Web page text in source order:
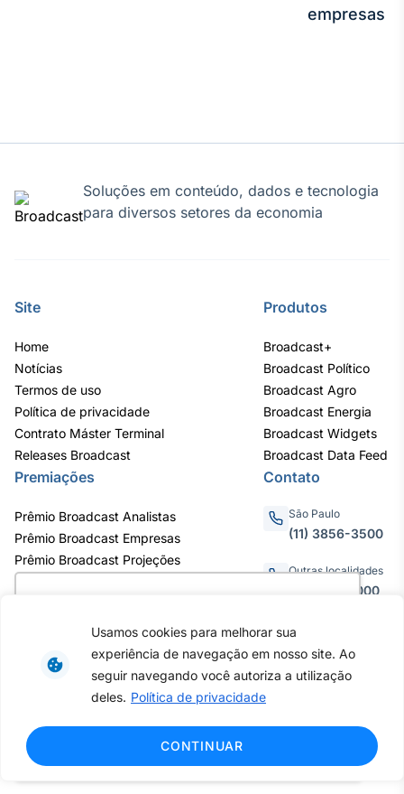
como você interage em nosso site e
personalizar conteúdo. Ao utilizar este site, você
concorda com o uso de cookies.
Saiba mais
Ok, entendi!
Usamos cookies para melhorar sua
experiência de navegação em nosso site. Ao
seguir navegando você autoriza a utilização
deles. Política de privacidade
CONTINUAR
Crédito
empresas
Soluções em conteúdo, dados e tecnologia
para diversos setores da economia
Site
Home
Notícias
Termos de uso
Política de privacidade
Contrato Máster Terminal
Releases Broadcast
Produtos
Broadcast+
Broadcast Político
Broadcast Agro
Broadcast Energia
Broadcast Widgets
Broadcast Data Feed
Premiações
Prêmio Broadcast Analistas
Prêmio Broadcast Empresas
Prêmio Broadcast Projeções
Contato
São Paulo
(11) 3856-3500
Outras localidades
0800.011.3000
Av. Eng. Caetano Álvares, 55 - 3º e
6º andar, Bairro do Limão, São
Paulo / SP, CEP 02598-900 -
direitos reservados ao Broadcast |
Agência Estado.